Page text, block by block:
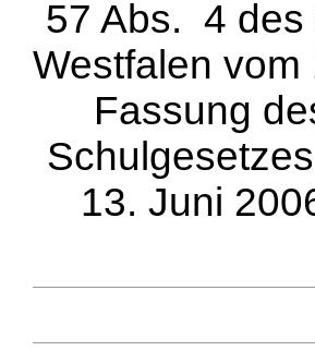
57 Abs. 4 des
Westfalen vom
Fassung
13. Juni